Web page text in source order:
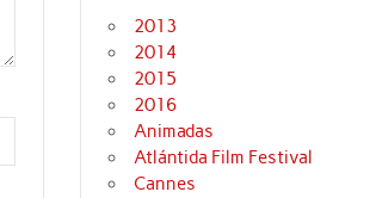
2013
2014
2015
2016
Animadas
Atlántida Film Festival
Cannes